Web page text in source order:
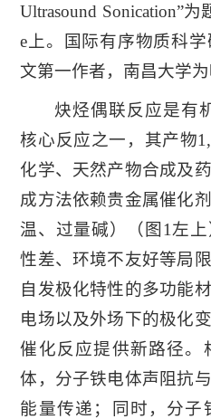
Ultrasound Sonication”为
e上。国际有序物质科
文第一作者，南昌大学为
炔烃偶联反应是有
核心反应之一，其产物
化学、天然产物合成及
成方法依赖贵金属催化
温、过量碱）（图1左
性差、环境不友好等局
自发极化特性的多功能
电场以及外场下的极化
催化反应提供新路径。
体，分子铁电体声阻抗
能量传递；同时，分子